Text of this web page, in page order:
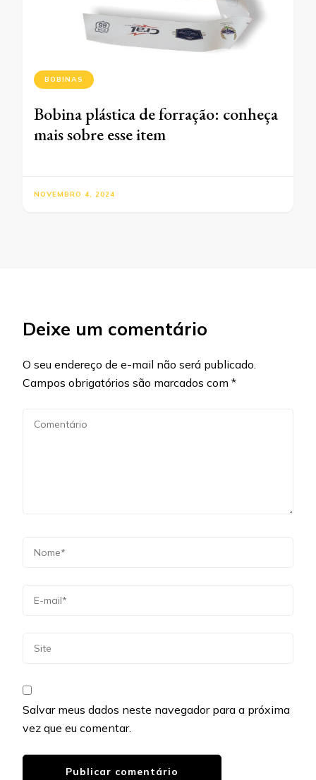
BOBINAS
Bobina plástica de forração: conheça
mais sobre esse item
NOVEMBRO 4, 2024
Deixe um comentário
O seu endereço de e-mail não será publicado.
Campos obrigatórios são marcados com *
Salvar meus dados neste navegador para a próxima
vez que eu comentar.